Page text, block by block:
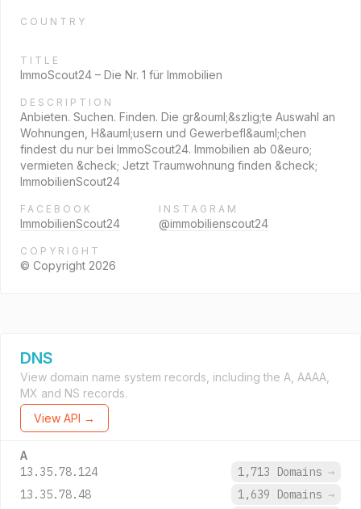
COUNTRY
TITLE
ImmoScout24 – Die Nr. 1 für Immobilien
DESCRIPTION
Anbieten. Suchen. Finden. Die gr&ouml;&szlig;te Auswahl an
Wohnungen, H&auml;usern und Gewerbefl&auml;chen
findest du nur bei ImmoScout24. Immobilien ab 0&euro;
vermieten &check; Jetzt Traumwohnung finden &check;
ImmobilienScout24
FACEBOOK
ImmobilienScout24
INSTAGRAM
@immobilienscout24
COPYRIGHT
© Copyright 2026
DNS
View domain name system records, including the A, AAAA,
MX and NS records.
View API →
A
13.35.78.124 1,713 Domains →
13.35.78.48
1,639 Domains →